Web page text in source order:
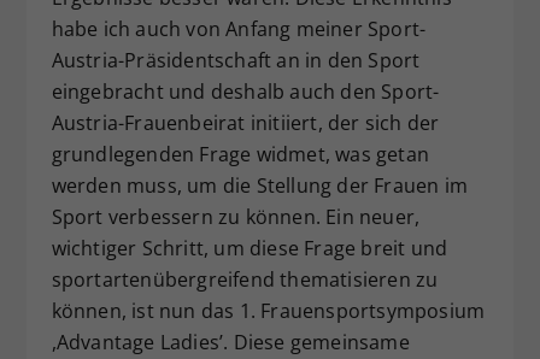
habe ich auch von Anfang meiner Sport-
Austria-Präsidentschaft an in den Sport
eingebracht und deshalb auch den Sport-
Austria-Frauenbeirat initiiert, der sich der
grundlegenden Frage widmet, was getan
werden muss, um die Stellung der Frauen im
Sport verbessern zu können. Ein neuer,
wichtiger Schritt, um diese Frage breit und
sportartenübergreifend thematisieren zu
können, ist nun das 1. Frauensportsymposium
,Advantage Ladies’. Diese gemeinsame